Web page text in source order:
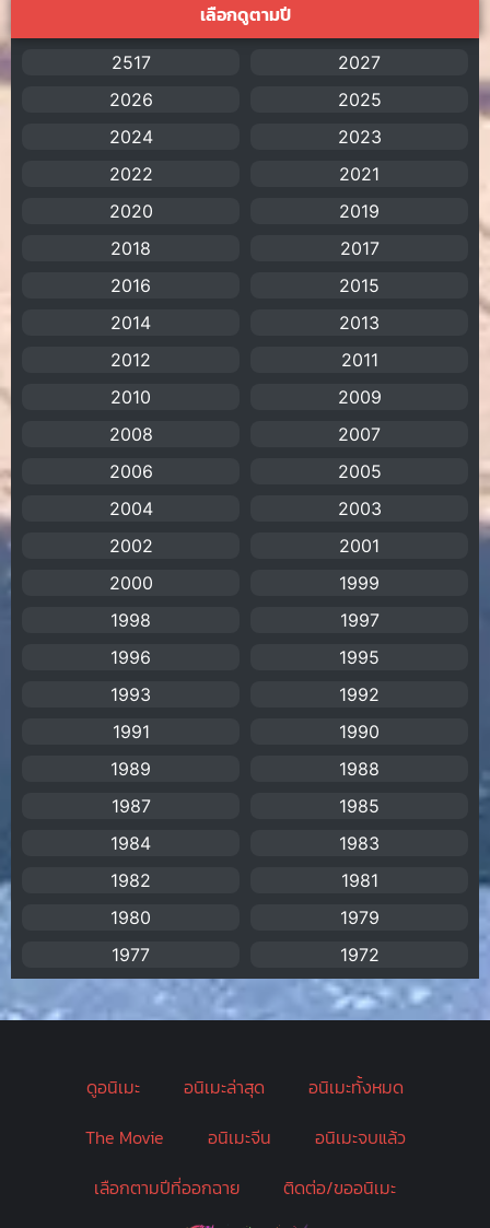
(1)
Animation การ์ตูน
Animation แอนิเมชั่น
Blood
boys love
Censored (เซ็นเซอร์) (19)
CG Animation (2)
เลือกดูตามปี
2517
2027
2026
2025
2024
2023
2022
2021
2020
2019
2018
2017
2016
2015
2014
2013
2012
2011
2010
2009
2008
2007
2006
2005
2004
2003
2002
2001
2000
1999
1998
1997
1996
1995
1993
1992
1991
1990
1989
1988
1987
1985
1984
1983
1982
1981
1980
1979
1977
1972
ดูอนิเมะ อนิเมะล่าสุด
อนิเมะทั้งหมด
The Movie
อนิเมะจีน
อนิเมะจบแล้ว
เลือกตามปีที่ออกฉาย
ติดต่อ/ขออนิเมะ